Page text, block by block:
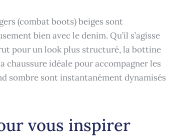
(combat boots) beiges sont
bien avec le denim. Qu’il s’agisse
pour un look plus structuré, la bottine
chaussure idéale pour accompagner les
sombre sont instantanément dynamisés
vous inspirer